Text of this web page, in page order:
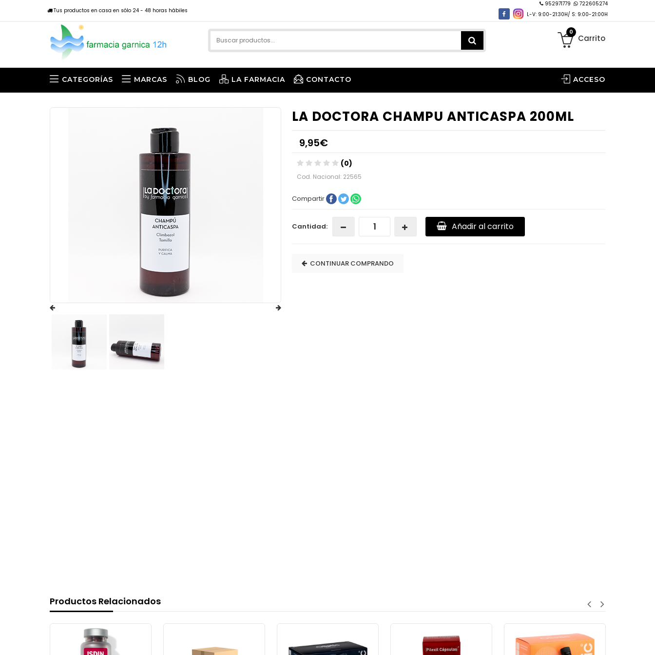
Tus productos en casa en sólo 24 - 48 horas hábiles
952971779
722605274
L-V: 9:00-21:30H/ S: 9:00-21:00H
0
Carrito
CATEGORÍAS MARCAS BLOG LA FARMACIA CONTACTO ACCESO
LA DOCTORA CHAMPU ANTICASPA 200ML
9,95€
(0)
Cod. Nacional: 22565
Compartir
Cantidad: Añadir al carrito
CONTINUAR COMPRANDO
Productos Relacionados